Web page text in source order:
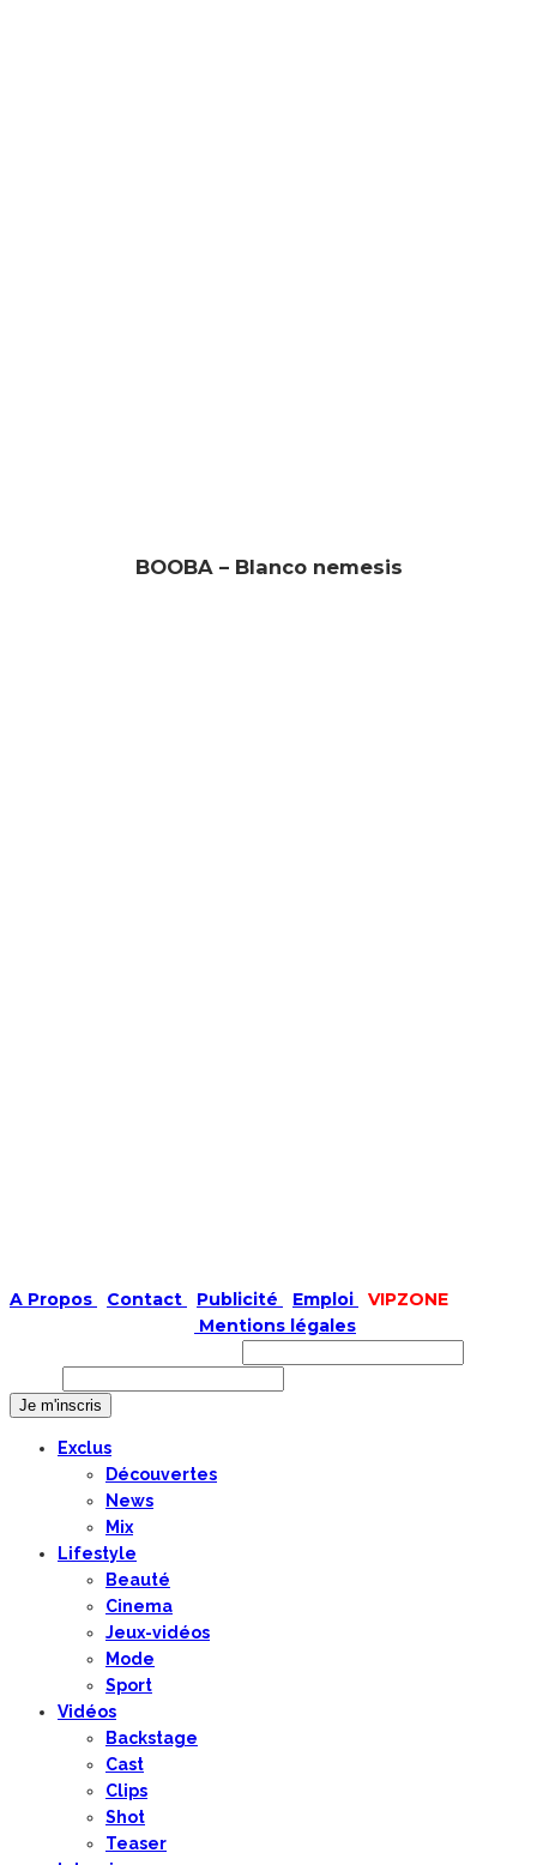
BOOBA – Blanco nemesis
A Propos Contact Publicité Emploi
VIPZONE
Mentions légales
Exclus
Découvertes
News
Mix
Lifestyle
Beauté
Cinema
Jeux-vidéos
Mode
Sport
Vidéos
Backstage
Cast
Clips
Shot
Teaser